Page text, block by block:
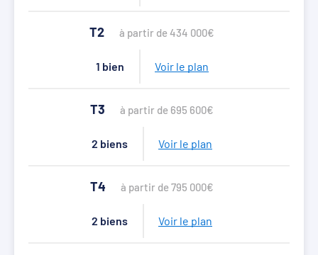
T2 à partir de 434 000€
1 bien Voir le plan
T3 à partir de 695 600€
2 biens Voir le plan
T4 à partir de 795 000€
2 biens Voir le plan